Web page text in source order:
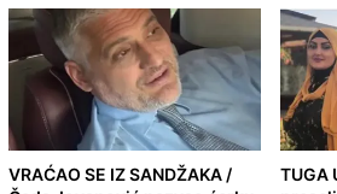
VRAĆAO SE IZ SANDŽAKA /
TUGA